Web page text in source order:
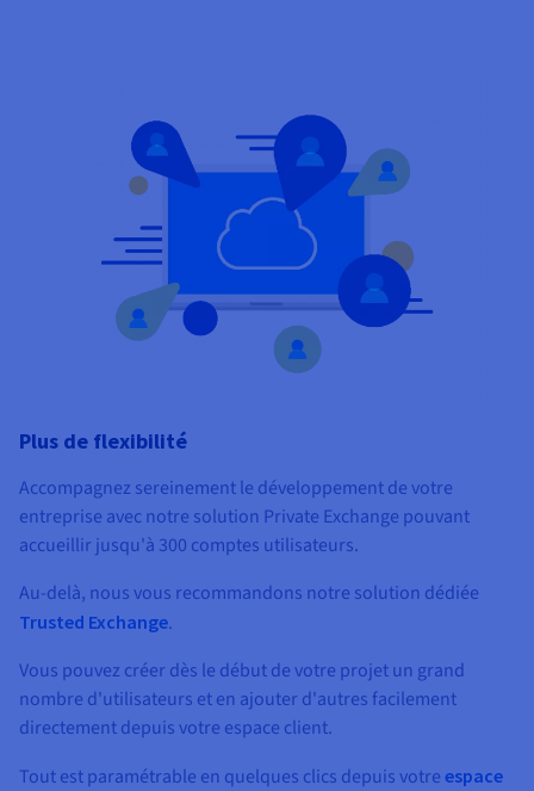
Plus de flexibilité
Accompagnez sereinement le développement de votre
entreprise avec notre solution Private Exchange pouvant
accueillir jusqu'à 300 comptes utilisateurs.
Au-delà, nous vous recommandons notre solution dédiée
Trusted Exchange.
Vous pouvez créer dès le début de votre projet un grand
nombre d'utilisateurs et en ajouter d'autres facilement
directement depuis votre espace client.
Tout est paramétrable en quelques clics depuis votre espace